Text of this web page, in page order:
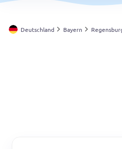
Österreich
Deutschland Bayern